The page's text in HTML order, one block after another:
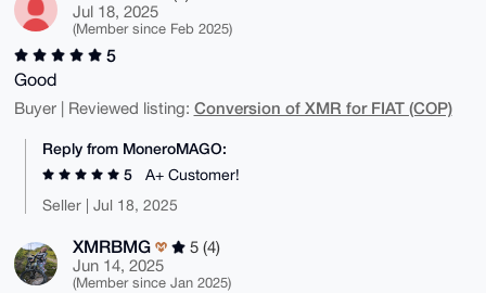
Jul 18, 2025
(Member since Feb 2025)
5
Good
Buyer | Reviewed listing: Conversion of XMR for FIAT (COP)
Reply from MoneroMAGO:
5
A+ Customer!
Seller | Jul 18, 2025
XMRBMG
5 (4)
Jun 14, 2025
(Member since Jan 2025)